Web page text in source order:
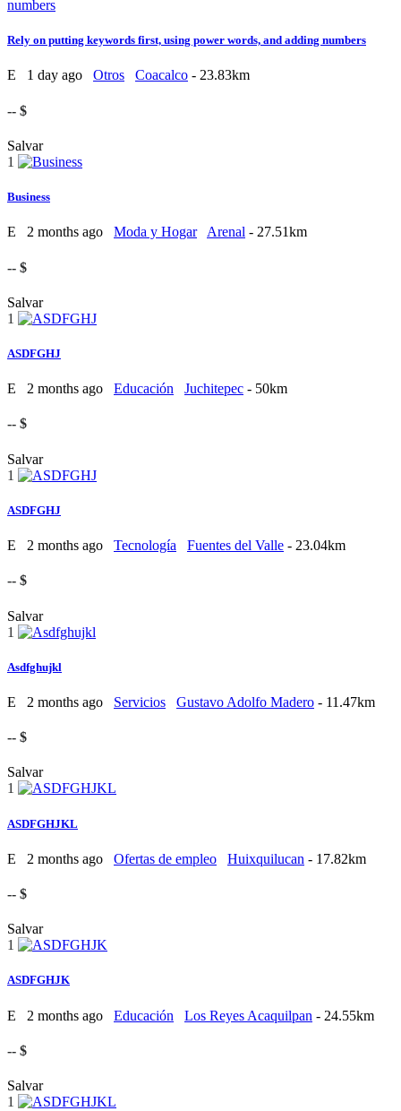
Rely on putting keywords first, using power words, and adding numbers
E 1 day ago Otros Coacalco - 23.83km
-- $
Salvar
1
Business
E 2 months ago Moda y Hogar Arenal - 27.51km
-- $
Salvar
1
ASDFGHJ
E 2 months ago Educación Juchitepec - 50km
-- $
Salvar
1
ASDFGHJ
E 2 months ago Tecnología Fuentes del Valle - 23.04km
-- $
Salvar
1
Asdfghujkl
E 2 months ago Servicios Gustavo Adolfo Madero - 11.47km
-- $
Salvar
1
ASDFGHJKL
E 2 months ago Ofertas de empleo Huixquilucan - 17.82km
-- $
Salvar
1
ASDFGHJK
E 2 months ago Educación Los Reyes Acaquilpan - 24.55km
-- $
Salvar
1